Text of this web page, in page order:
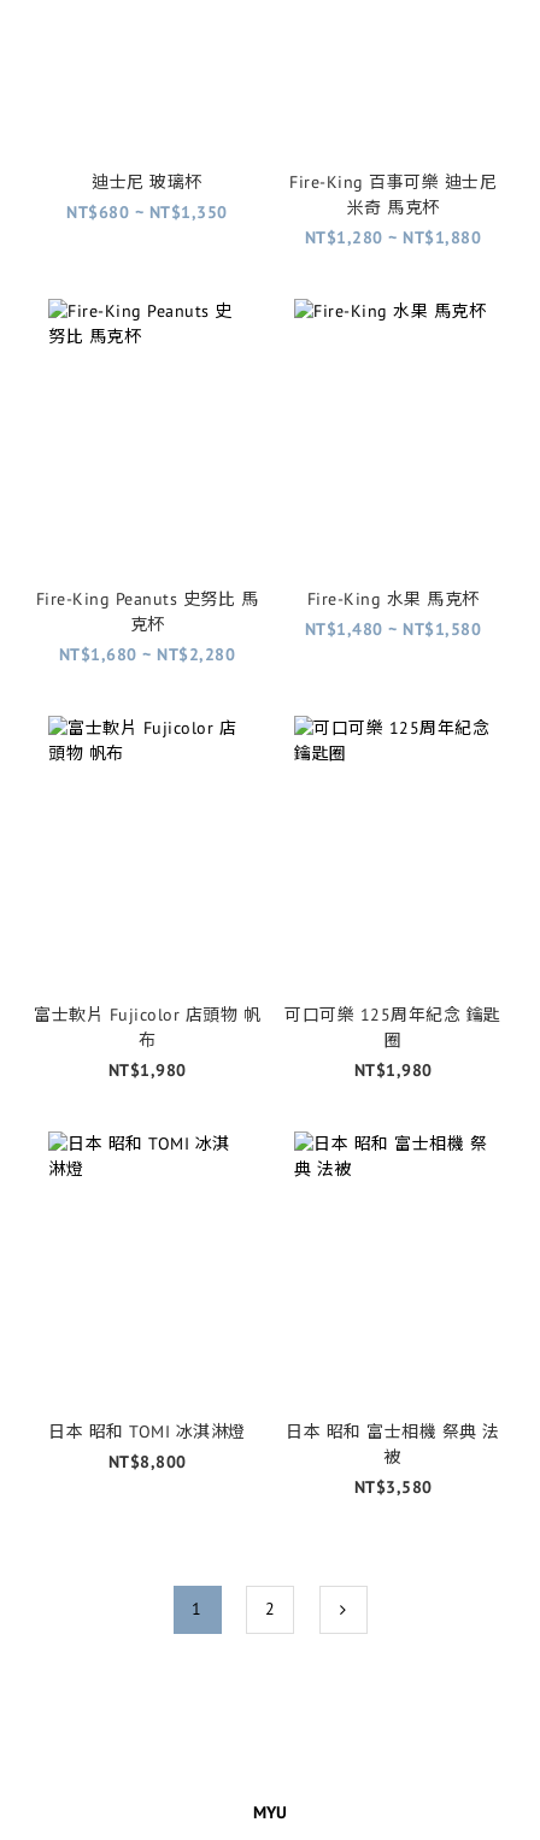
迪士尼 玻璃杯
NT$680 ~ NT$1,350
Fire-King 百事可樂 迪士尼
米奇 馬克杯
NT$1,280 ~ NT$1,880
Fire-King Peanuts 史努比 馬
克杯
NT$1,680 ~ NT$2,280
Fire-King 水果 馬克杯
NT$1,480 ~ NT$1,580
富士軟片 Fujicolor 店頭物 帆
布
NT$1,980
可口可樂 125周年紀念 鑰匙
圈
NT$1,980
日本 昭和 TOMI 冰淇淋燈
NT$8,800
日本 昭和 富士相機 祭典 法
被
NT$3,580
1 2
MYU